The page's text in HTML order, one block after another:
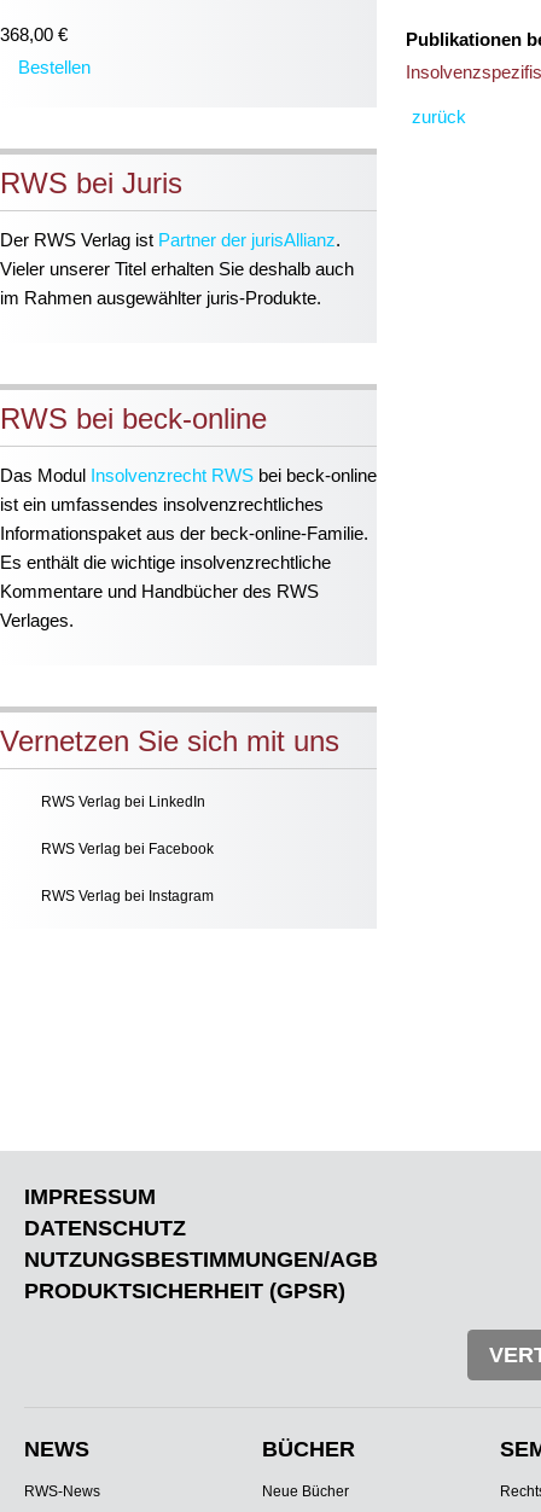
368,00 €
Bestellen
RWS bei Juris
Der RWS Verlag ist Partner der jurisAllianz.
Vieler unserer Titel erhalten Sie deshalb auch
im Rahmen ausgewählter juris-Produkte.
RWS bei beck-online
Das Modul Insolvenzrecht RWS bei beck-online
ist ein umfassendes insolvenzrechtliches
Informationspaket aus der beck-online-Familie.
Es enthält die wichtige insolvenzrechtliche
Kommentare und Handbücher des RWS
Verlages.
Vernetzen Sie sich mit uns
RWS Verlag bei LinkedIn
RWS Verlag bei Facebook
RWS Verlag bei Instagram
Publikationen
zurück
IMPRESSUM
DATENSCHUTZ
NUTZUNGSBESTIMMUNGEN/AGB
PRODUKTSICHERHEIT (GPSR)
NEWS
RWS-News
BÜCHER
Neue Bücher